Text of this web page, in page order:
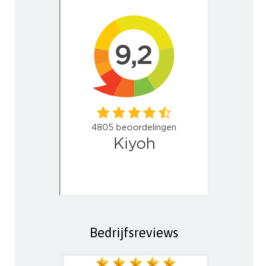
Bedrijfsreviews